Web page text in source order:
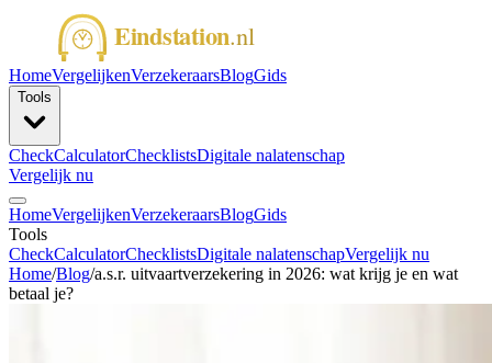
HomeVergelijkenVerzekeraarsBlogGids
Tools
CheckCalculatorChecklistsDigitale nalatenschap
Vergelijk nu
HomeVergelijkenVerzekeraarsBlogGids
Tools
CheckCalculatorChecklistsDigitale nalatenschapVergelijk nu
Home/Blog/a.s.r. uitvaartverzekering in 2026: wat krijg je en wat
betaal je?